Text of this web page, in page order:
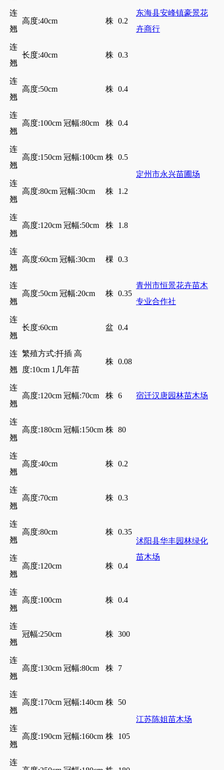
东海县安峰镇豪景花
卉商行
连
翘
高度:40cm 株 0.2
连
翘
长度:40cm 株 0.3
连
翘
高度:50cm 株 0.4
连
翘
高度:100cm 冠幅:80cm 株 0.4
定州市永兴苗圃场
连
翘
高度:150cm 冠幅:100cm 株 0.5
连
翘
高度:80cm 冠幅:30cm 株 1.2
连
翘
高度:120cm 冠幅:50cm 株 1.8
连
翘
高度:60cm 冠幅:30cm 棵 0.3
青州市恒景花卉苗木
专业合作社
连
翘
高度:50cm 冠幅:20cm 株 0.35
连
翘
长度:60cm 盆 0.4
连
翘
繁殖方式:扦插 高
度:10cm 1几年苗
株 0.08
宿迁汉唐园林苗木场
连
翘
高度:120cm 冠幅:70cm 株 6
连
翘
高度:180cm 冠幅:150cm 株 80
连
翘
高度:40cm 株 0.2
沭阳县华丰园林绿化
苗木场
连
翘
高度:70cm 株 0.3
连
翘
高度:80cm 株 0.35
连
翘
高度:120cm 株 0.4
连
翘
高度:100cm 株 0.4
连
翘
冠幅:250cm 株 300
连
翘
高度:130cm 冠幅:80cm 株 7
江苏陈姐苗木场
连
翘
高度:170cm 冠幅:140cm 株 50
连
翘
高度:190cm 冠幅:160cm 株 105
连